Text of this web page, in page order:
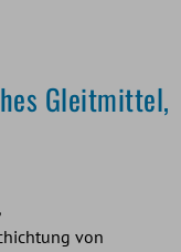
Gleitmittel,
von